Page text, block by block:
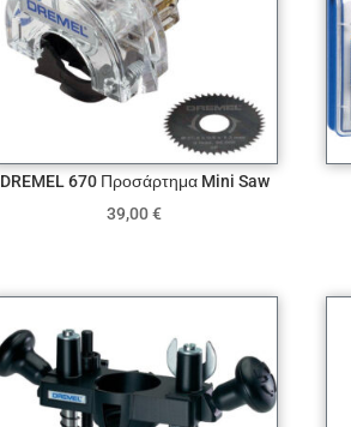
DREMEL 670 Προσάρτημα Mini Saw
39,00€